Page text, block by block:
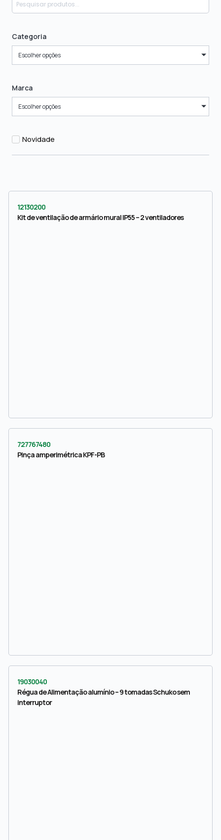
Categoria
Escolher opções
Marca
Escolher opções
Novidade
12130200
Kit de ventilação de armário mural IP55 – 2 ventiladores
727767480
Pinça amperimétrica KPF-PB
19030040
Régua de Alimentação alumínio – 9 tomadas Schuko sem
interruptor